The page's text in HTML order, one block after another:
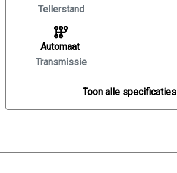
Tellerstand
Automaat
Transmissie
Toon alle specificaties